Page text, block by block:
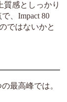
質感としっかり
、Impact 80
ではないかと
最高峰では。